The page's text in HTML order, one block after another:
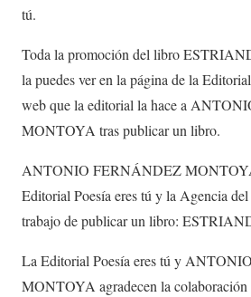
tú.
Toda la promoción del libro
la puedes ver en la página de la
web que la editorial la hace a
MONTOYA tras publicar un libro.
ANTONIO FERNÁNDEZ
Editorial Poesía eres tú y la Agencia
trabajo de publicar un libro:
La Editorial Poesía eres tú y
MONTOYA agradecen la colaboración